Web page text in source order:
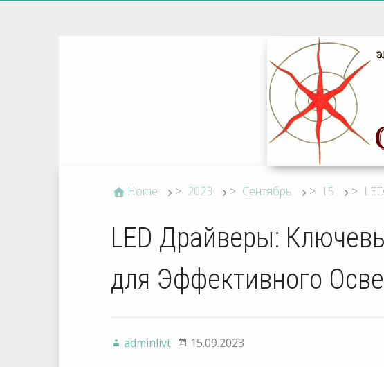
Home > 2023 > Сентябрь > 15 >
LED Драйверы:
для Эффективного
adminlivt 15.09.2023